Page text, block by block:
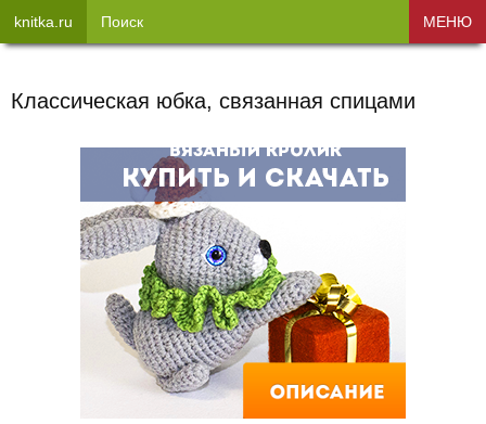
Классическая юбка, связанная спицами
knitka.ru Поиск МЕНЮ